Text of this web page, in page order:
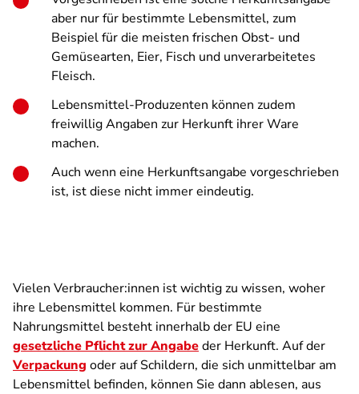
aber nur für bestimmte Lebensmittel, zum
Beispiel für die meisten frischen Obst- und
Gemüsearten, Eier, Fisch und unverarbeitetes
Fleisch.
Lebensmittel-Produzenten können zudem
freiwillig Angaben zur Herkunft ihrer Ware
machen.
Auch wenn eine Herkunftsangabe vorgeschrieben
ist, ist diese nicht immer eindeutig.
Vielen Verbraucher:innen ist wichtig zu wissen, woher
ihre Lebensmittel kommen. Für bestimmte
Nahrungsmittel besteht innerhalb der EU eine
gesetzliche Pflicht zur Angabeder Herkunft. Auf der
Verpackung oder auf Schildern, die sich unmittelbar am
Lebensmittel befinden, können Sie dann ablesen, aus